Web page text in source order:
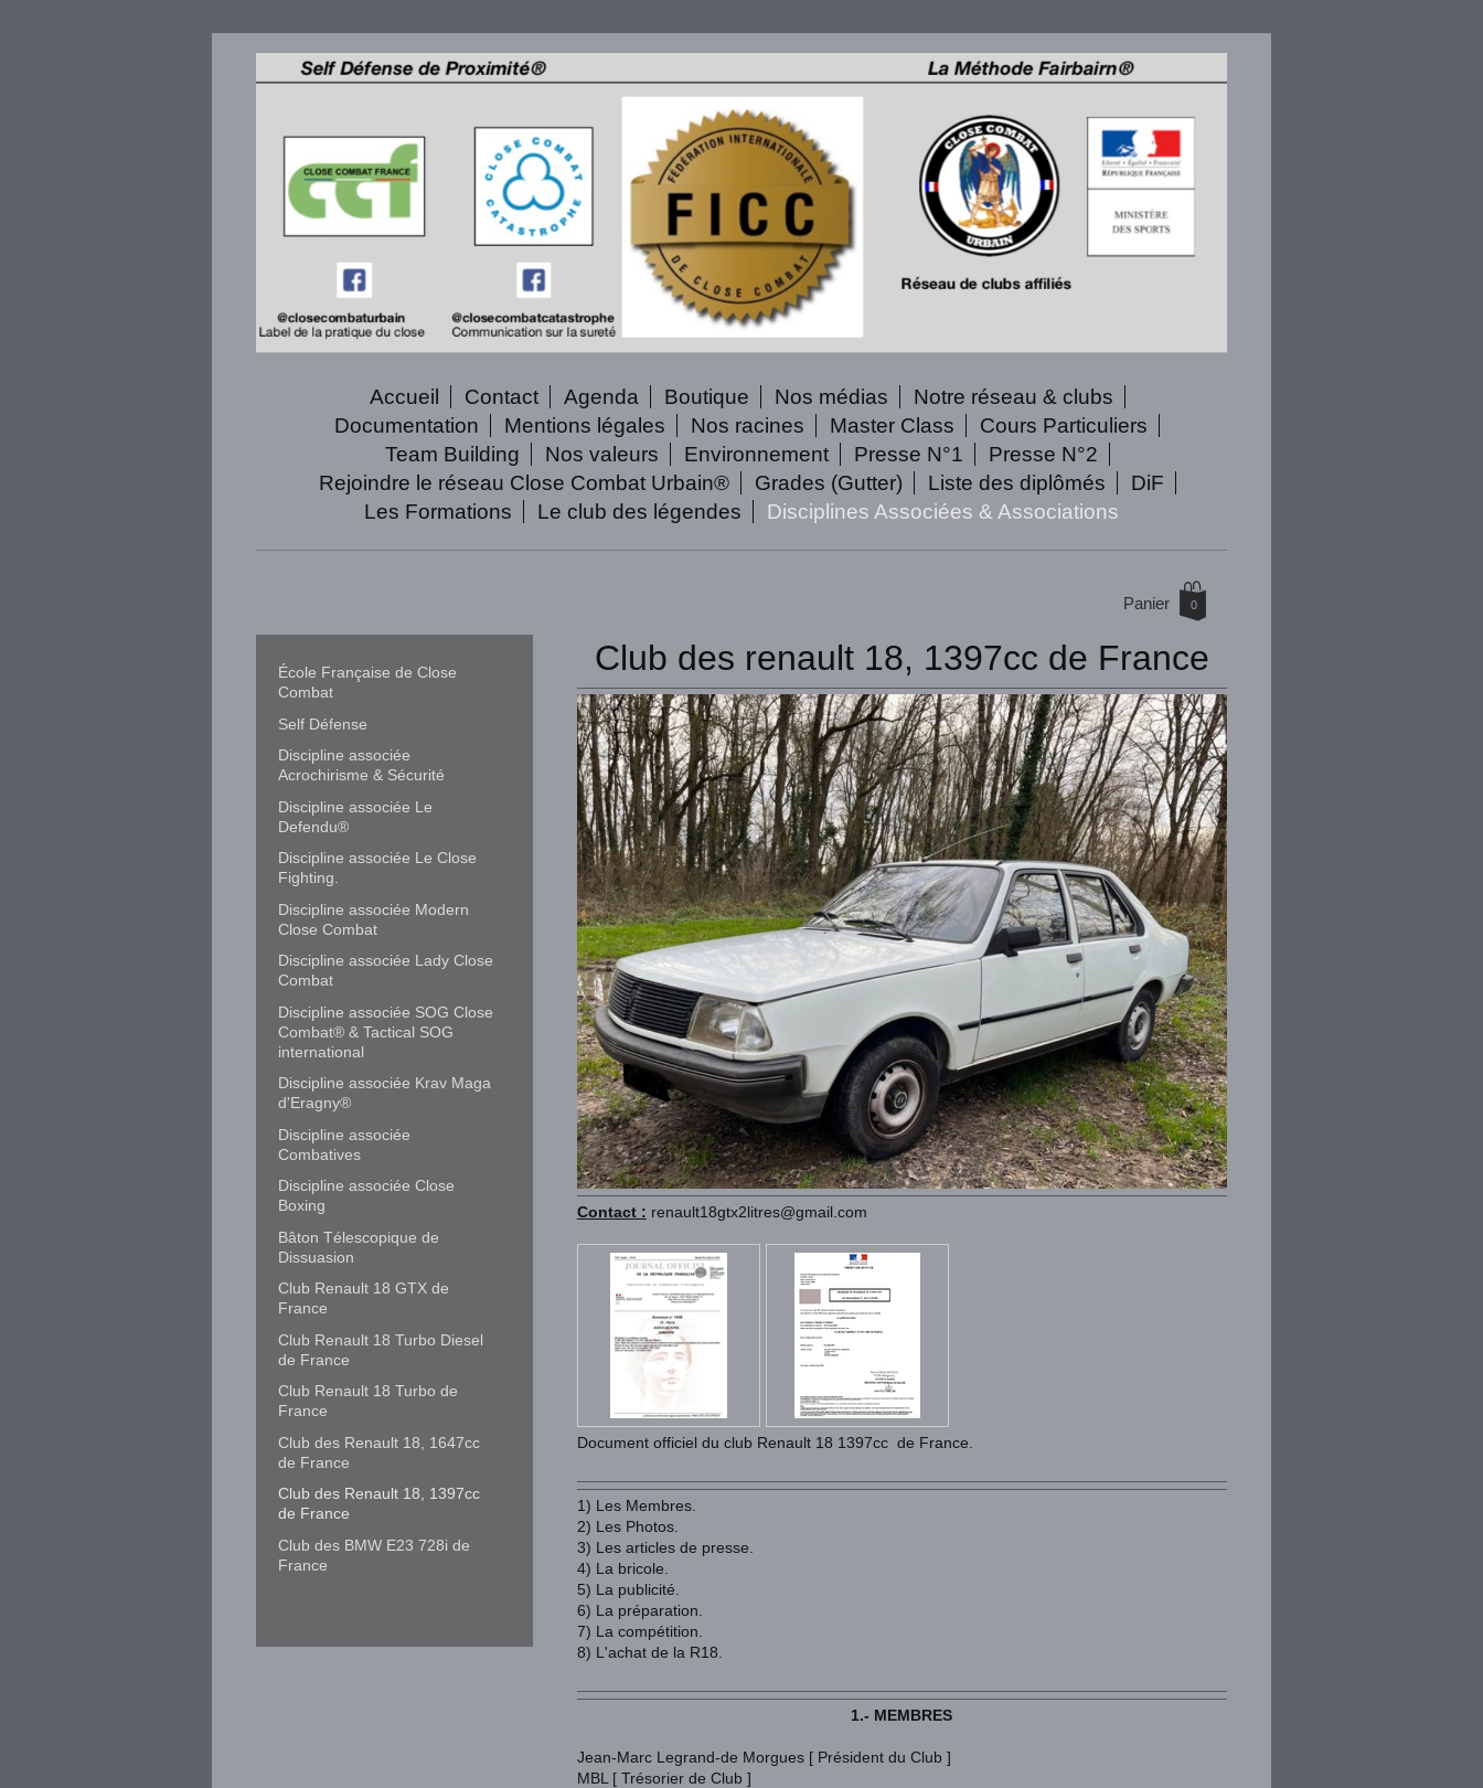
Accueil Contact Agenda Boutique Nos médias
Notre réseau & clubs
Documentation
Mentions légales Nos racines Master Class
Cours Particuliers
Team Building
Nos valeurs Environnement Presse N°1
Presse N°2
Rejoindre le réseau Close Combat Urbain®
Grades (Gutter) Liste des diplômés
DiF
Les Formations
Le club des légendes Disciplines Associées & Associations
0
Panier
Club des renault 18, 1397cc de France
Contact : renault18gtx2litres@gmail.com
Document officiel du club Renault 18 1397cc de France.
1) Les Membres.
2) Les Photos.
3) Les articles de presse.
4) La bricole.
5) La publicité.
6) La préparation.
7) La compétition.
8) L'achat de la R18.
1.- MEMBRES
Jean-Marc Legrand-de Morgues [ Président du Club ]
MBL [ Trésorier de Club ]
École Française de Close
Combat
Self Défense
Discipline associée
Acrochirisme & Sécurité
Discipline associée Le
Defendu®
Discipline associée Le Close
Fighting.
Discipline associée Modern
Close Combat
Discipline associée Lady Close
Combat
Discipline associée SOG Close
Combat® & Tactical SOG
international
Discipline associée Krav Maga
d'Eragny®
Discipline associée
Combatives
Discipline associée Close
Boxing
Bâton Télescopique de
Dissuasion
Club Renault 18 GTX de
France
Club Renault 18 Turbo Diesel
de France
Club Renault 18 Turbo de
France
Club des Renault 18, 1647cc
de France
Club des Renault 18, 1397cc
de France
Club des BMW E23 728i de
France